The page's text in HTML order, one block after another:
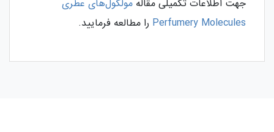
جهت اطلاعات تکمیلی مقاله مولکول‌های عطری
Perfumery Molecules را مطالعه فرمایید.